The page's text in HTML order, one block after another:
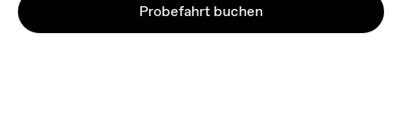
Probefahrt buchen